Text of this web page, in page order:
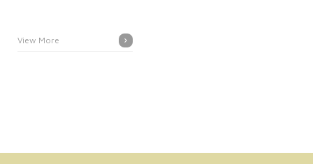
View More